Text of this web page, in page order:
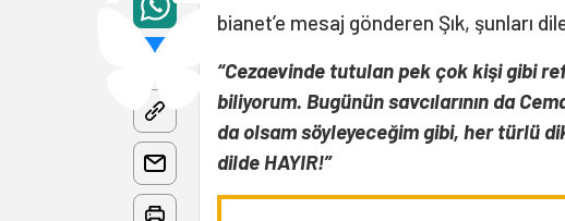
bianet’e mesaj gönderen Şık, şunları
“Cezaevinde tutulan pek çok kişi gibi
biliyorum. Bugünün savcılarının da
da olsam söyleyeceğim gibi, her türlü
dilde HAYIR!”